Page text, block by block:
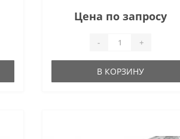
Цена по запросу
- +
В КОРЗИНУ